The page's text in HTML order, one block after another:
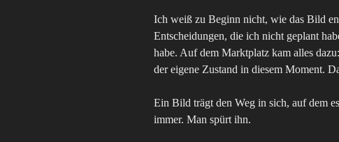
Ich weiß zu Beginn nicht, wie das Bild
Entscheidungen, die ich nicht geplant
habe. Auf dem Marktplatz kam alles
der eigene Zustand in diesem Moment.
Ein Bild trägt den Weg in sich, auf dem
immer. Man spürt ihn.